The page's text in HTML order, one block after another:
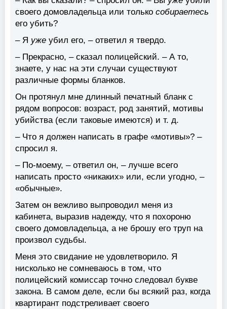
своего домовладельца или только собираетесь
его убить?
– Я уже убил его, – ответил я твердо.
– Прекрасно, – сказал полицейский. – А то,
знаете, у нас на эти случаи существуют
различные формы бланков.
Он протянул мне длинный печатный бланк с
рядом вопросов: возраст, род занятий, мотивы
убийства (если таковые имеются) и т. д.
– Что я должен написать в графе «мотивы»? –
спросил я.
– По-моему, – ответил он, – лучше всего
написать просто «никаких» или, если угодно, –
«обычные».
Затем он вежливо выпроводил меня из
кабинета, выразив надежду, что я похороню
своего домовладельца, а не брошу его труп на
произвол судьбы.
Меня это свидание не удовлетворило. Я
нисколько не сомневаюсь в том, что
полицейский комиссар точно следовал букве
закона. В самом деле, если бы всякий раз, когда
квартирант подстреливает своего